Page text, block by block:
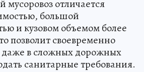
отличается
большой
и кузовом объемом более
позволит своевременно
даже в сложных дорожных
санитарные требования.